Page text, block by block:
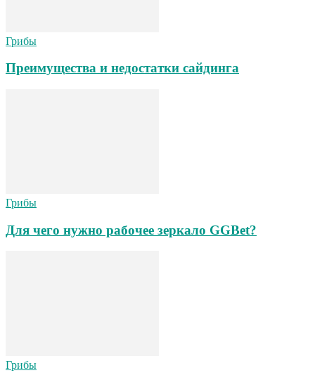
Грибы
Преимущества и недостатки сайдинга
Грибы
Для чего нужно рабочее зеркало GGBet?
Грибы